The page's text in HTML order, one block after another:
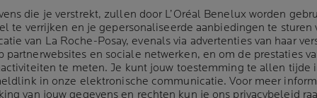
huidtijdens de behandeling te beschermen en te
de verzorging van jouw lichaam, gezicht en hoofdhuid.
die je verstrekt, zullen door L’Oréal Benelux worden
te verrijken en je gepersonaliseerde aanbiedingen te sturen
van La Roche-Posay, evenals via advertenties van haar
partnerwebsites en sociale netwerken, en om de prestaties
te meten. Je kunt jouw toestemming te allen tijde
in onze elektronische communicatie. Voor meer
van jouw gegevens en rechten kun je ons privacybeleid
die je verstrekt, zullen door L’Oréal Benelux worden
te verrijken en je gepersonaliseerde aanbiedingen te sturen
van La Roche-Posay, evenals via advertenties van haar
partnerwebsites en sociale netwerken, en om de prestaties
te meten. Je kunt jouw toestemming te allen tijde
in onze elektronische communicatie. Voor meer
van jouw gegevens en rechten kun je ons privacybeleid